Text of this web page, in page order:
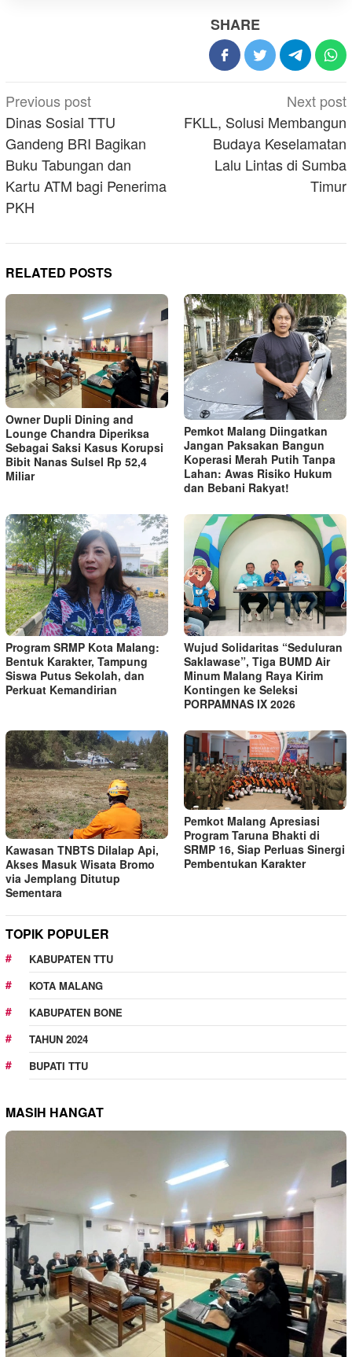
SHARE
Post
navigation
Previous post
Dinas Sosial TTU
Gandeng BRI Bagikan
Buku Tabungan dan
Kartu ATM bagi Penerima
PKH
Next post
FKLL, Solusi Membangun
Budaya Keselamatan
Lalu Lintas di Sumba
Timur
RELATED POSTS
Owner Dupli Dining and
Lounge Chandra Diperiksa
Sebagai Saksi Kasus Korupsi
Bibit Nanas Sulsel Rp 52,4
Miliar
Pemkot Malang Diingatkan
Jangan Paksakan Bangun
Koperasi Merah Putih Tanpa
Lahan: Awas Risiko Hukum
dan Bebani Rakyat!
Program SRMP Kota Malang:
Bentuk Karakter, Tampung
Siswa Putus Sekolah, dan
Perkuat Kemandirian
Wujud Solidaritas “Seduluran
Saklawase”, Tiga BUMD Air
Minum Malang Raya Kirim
Kontingen ke Seleksi
PORPAMNAS IX 2026
Kawasan TNBTS Dilalap Api,
Akses Masuk Wisata Bromo
via Jemplang Ditutup
Sementara
Pemkot Malang Apresiasi
Program Taruna Bhakti di
SRMP 16, Siap Perluas Sinergi
Pembentukan Karakter
TOPIK POPULER
KABUPATEN TTU
KOTA MALANG
KABUPATEN BONE
TAHUN 2024
BUPATI TTU
MASIH HANGAT